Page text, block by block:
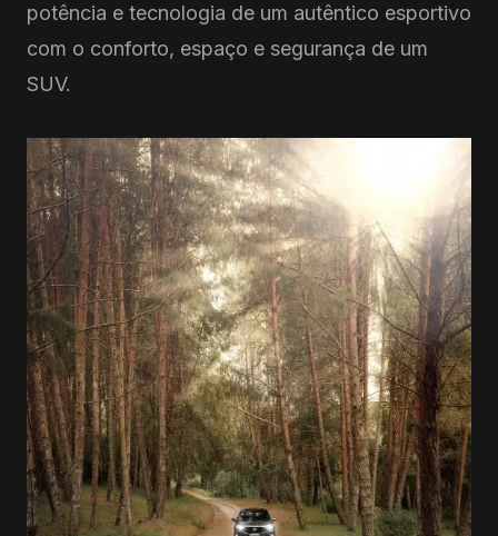
potência e tecnologia de um autêntico esportivo
com o conforto, espaço e segurança de um
SUV.